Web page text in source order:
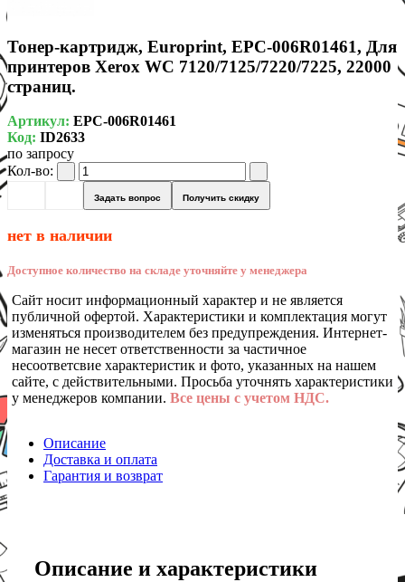
Тонер-картридж, Europrint, EPC-006R01461, Для
принтеров Xerox WC 7120/7125/7220/7225, 22000
страниц.
Артикул: EPC-006R01461
Код: ID2633
по запросу
Кол-во:
Задать вопрос Получить скидку
нет в наличии
Доступное количество на складе уточняйте у менеджера
Сайт носит информационный характер и не является
публичной офертой. Характеристики и комплектация могут
изменяться производителем без предупреждения. Интернет-
магазин не несет ответственности за частичное
несоответсвие характеристик и фото, указанных на нашем
сайте, с действительными. Просьба уточнять характеристики
у менеджеров компании. Все цены с учетом НДС.
Описание
Доставка и оплата
Гарантия и возврат
Описание и характеристики